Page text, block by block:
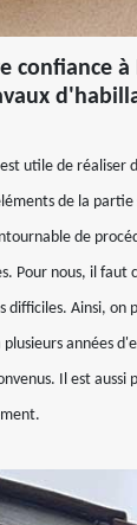
confiance
utile de réaliser
de la
de
Pour nous, il faut
Ainsi, on
années
Il est aussi